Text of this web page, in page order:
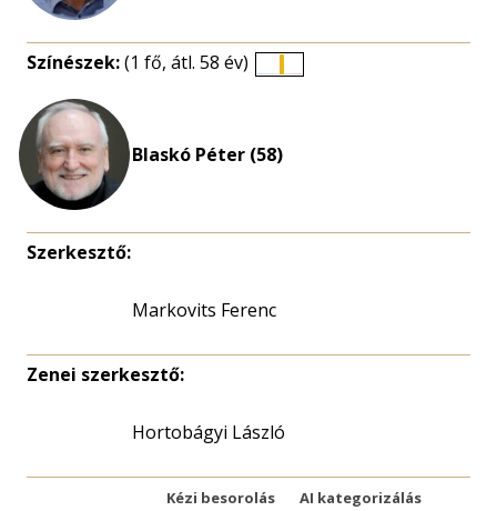
Színészek:(1 fő, átl. 58 év)
Blaskó Péter (58)
Szerkesztő:
Markovits Ferenc
Zenei szerkesztő:
Hortobágyi László
Kézi besorolás AI kategorizálás